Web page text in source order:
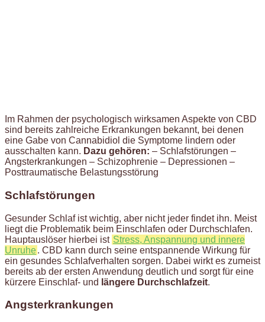
Im Rahmen der psychologisch wirksamen Aspekte von CBD
sind bereits zahlreiche Erkrankungen bekannt, bei denen
eine Gabe von Cannabidiol die Symptome lindern oder
ausschalten kann. Dazu gehören: – Schlafstörungen –
Angsterkrankungen – Schizophrenie – Depressionen –
Posttraumatische Belastungsstörung
Schlafstörungen
Gesunder Schlaf ist wichtig, aber nicht jeder findet ihn. Meist
liegt die Problematik beim Einschlafen oder Durchschlafen.
Hauptauslöser hierbei ist Stress, Anspannung und innere
Unruhe. CBD kann durch seine entspannende Wirkung für
ein gesundes Schlafverhalten sorgen. Dabei wirkt es zumeist
bereits ab der ersten Anwendung deutlich und sorgt für eine
kürzere Einschlaf- und längere Durchschlafzeit.
Angsterkrankungen